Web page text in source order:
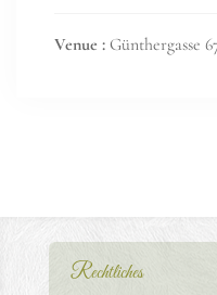
Venue : Günthergasse
Rechtliches